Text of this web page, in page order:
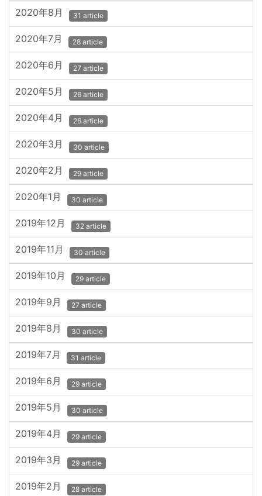
2020年8月 31 article
2020年7月 28 article
2020年6月 27 article
2020年5月 26 article
2020年4月 26 article
2020年3月 30 article
2020年2月 29 article
2020年1月 30 article
2019年12月 32 article
2019年11月 30 article
2019年10月 29 article
2019年9月 27 article
2019年8月 30 article
2019年7月 31 article
2019年6月 29 article
2019年5月 30 article
2019年4月 29 article
2019年3月 29 article
2019年2月 28 article